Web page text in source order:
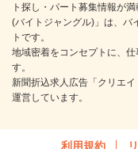
ト探し・パート募集情報が
(バイトジャングル)」は、バ
トです。
地域密着をコンセプトに、
す。
新聞折込求人広告「クリエ
運営しています。
利用規約